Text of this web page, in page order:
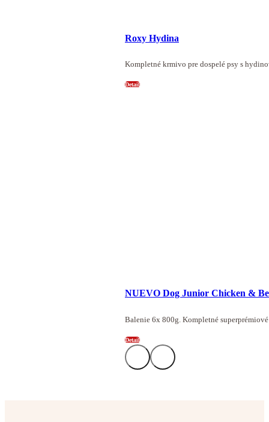
Roxy Hydina
Kompletné krmivo pre dospelé psy s
Detail
NUEVO Dog Junior Chicken &
Balenie 6x 800g. Kompletné
Detail